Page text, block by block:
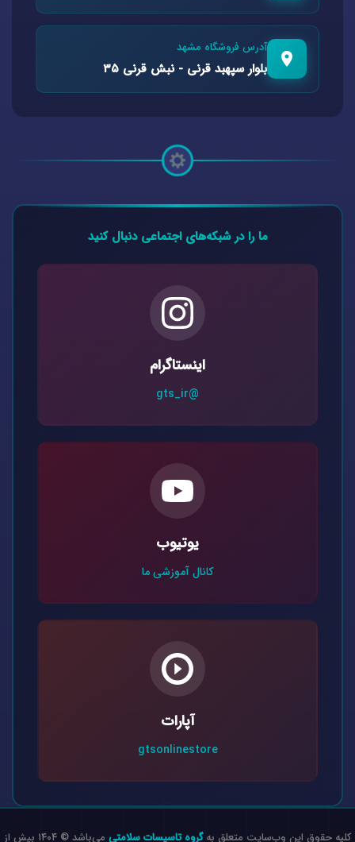
آدرس فروشگاه مشهد
بلوار سپهبد قرنی - نبش قرنی ۳۵
ما را در شبکه‌های اجتماعی دنبال کنید
اینستاگرام
@gts_ir
یوتیوب
کانال آموزشی ما
آپارات
gtsonlinestore
کلیه حقوق این وب‌سایت متعلق بهگروه تاسیسات سلامتی می‌باشد © ۱۴۰۴ بیش از